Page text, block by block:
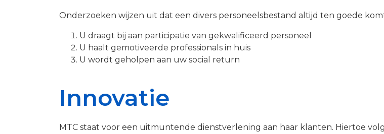
Onderzoeken wijzen uit dat een divers personeelsbestand altijd ten goede
U draagt bij aan participatie van gekwalificeerd personeel
U haalt gemotiveerde professionals in huis
U wordt geholpen aan uw social return
Innovatie
MTC staat voor een uitmuntende dienstverlening aan haar klanten. Hiertoe